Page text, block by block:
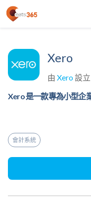
Xero
由 Xero設立
Xero 是一款專為小型企
會計系統